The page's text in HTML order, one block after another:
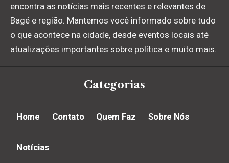
encontra as notícias mais recentes e relevantes de
Bagé e região. Mantemos você informado sobre tudo
o que acontece na cidade, desde eventos locais até
atualizações importantes sobre política e muito mais.
Categorias
Home Contato Quem Faz Sobre Nós
Notícias